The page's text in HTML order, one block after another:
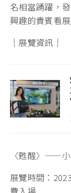
名相當踴躍，
興趣的貴賓看
｜展覽資訊｜
〈甦醒〉——
展覽時間：